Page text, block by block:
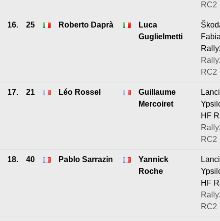
RC2
16. 25 Roberto Daprà
Luca
Guglielmetti
RC2
17. 21 Léo Rossel
Guillaume
Mercoiret
HF
RC2
18. 40 Pablo Sarrazin
Yannick
Roche
HF
RC2